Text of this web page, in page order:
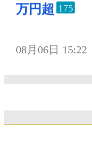
万円超 175
08月06日 15:22